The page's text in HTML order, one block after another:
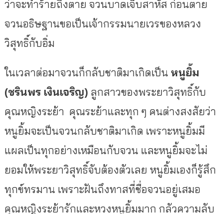
ว่าจะทำร้ายถึงตาย จวนบาดเจ็บสาหัส ก่อนตาย
จวนอธิษฐานขอเป็นเจ้ากรรมนายเวรของหลวง
วิสุทธิ์กับอิ่ม
ในเวลาต่อมาจวนก็กลับชาติมาเกิดเป็น หนูยิ้ม
(ชรินพร เงินเจริญ) ลูกสาวของพระยาวิสุทธิ์กับ
คุณหญิงระย้า คุณระย้าและทุก ๆ คนต่างสงสัยว่า
หนูยิ้มจะเป็นจวนกลับชาติมาเกิด เพราะหนูยิ้มมี
แผลเป็นทุกอย่างเหมือนกับจวน และหนูยิ้มจะไม่
ยอมให้พระยาวิสุทธิ์จับต้องตัวเลย หนูยิ้มเองก็รู้สึก
ทุกข์ทรมาน เพราะฝันถึงทาสที่ชื่อจวนอยู่เสมอ
คุณหญิงระย้ารักและหวงหนูยิ้มมาก กลัวความลับ